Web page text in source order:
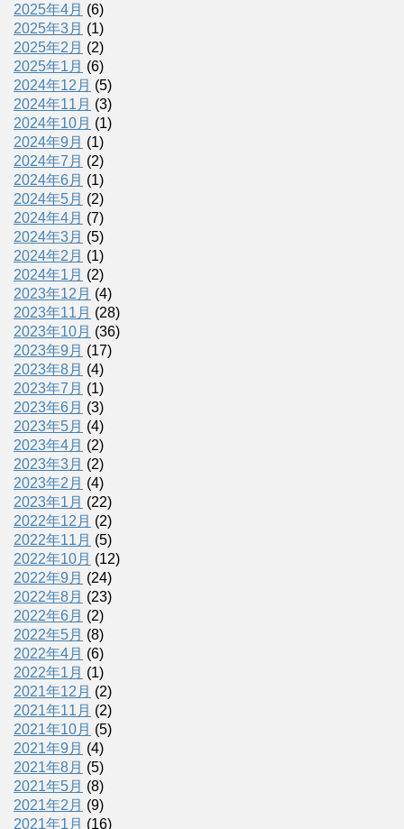
2025年4月 (6)
2025年3月 (1)
2025年2月 (2)
2025年1月 (6)
2024年12月 (5)
2024年11月 (3)
2024年10月 (1)
2024年9月 (1)
2024年7月 (2)
2024年6月 (1)
2024年5月 (2)
2024年4月 (7)
2024年3月 (5)
2024年2月 (1)
2024年1月 (2)
2023年12月 (4)
2023年11月 (28)
2023年10月 (36)
2023年9月 (17)
2023年8月 (4)
2023年7月 (1)
2023年6月 (3)
2023年5月 (4)
2023年4月 (2)
2023年3月 (2)
2023年2月 (4)
2023年1月 (22)
2022年12月 (2)
2022年11月 (5)
2022年10月 (12)
2022年9月 (24)
2022年8月 (23)
2022年6月 (2)
2022年5月 (8)
2022年4月 (6)
2022年1月 (1)
2021年12月 (2)
2021年11月 (2)
2021年10月 (5)
2021年9月 (4)
2021年8月 (5)
2021年5月 (8)
2021年2月 (9)
2021年1月 (16)